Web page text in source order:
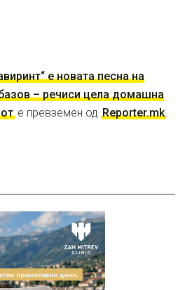
е новата песна на
– речиси цела домашна
е превземен од Reporter.mk.